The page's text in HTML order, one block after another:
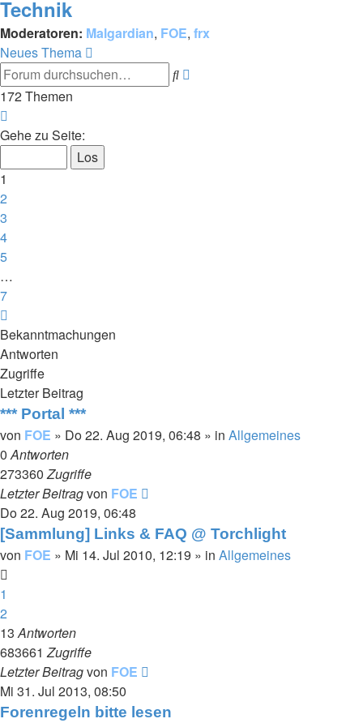
Technik
Moderatoren: Malgardian, FOE, frx
Neues Thema
Suche
172 Themen
1
7
Gehe zu Seite:
1
2
3
4
5
…
7
Bekanntmachungen
Antworten
Zugriffe
Letzter Beitrag
*** Portal ***
von FOE » Do 22. Aug 2019, 06:48 » in Allgemeines
0Antworten
273360Zugriffe
Letzter Beitragvon FOE
Do 22. Aug 2019, 06:48
[Sammlung] Links & FAQ @ Torchlight
von FOE » Mi 14. Jul 2010, 12:19 » in Allgemeines
1
2
13Antworten
683661Zugriffe
Letzter Beitragvon FOE
Mi 31. Jul 2013, 08:50
Forenregeln bitte lesen